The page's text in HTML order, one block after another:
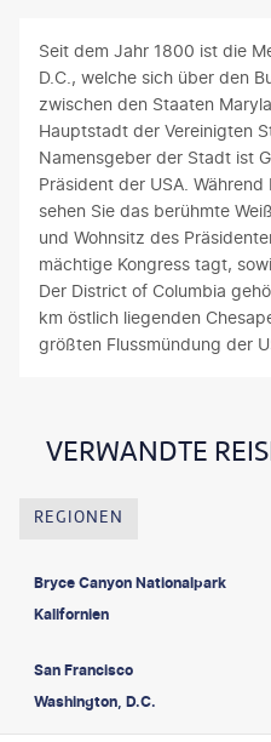
Seit dem Jahr 1800 ist die
D.C., welche sich über den
zwischen den Staaten
Hauptstadt der Vereinigten
Namensgeber der Stadt ist
Präsident der USA.
sehen Sie das berühmte
und Wohnsitz des
mächtige Kongress tagt,
Der District of Columbia
km östlich liegenden
größten Flussmündung der
VERWANDTE
REGIONEN
Bryce Canyon Nationalpark
Kalifornien
San Francisco
Washington, D.C.